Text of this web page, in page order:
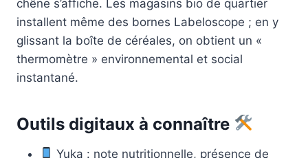
chêne s’affiche. Les magasins bio de quartier
installent même des bornes Labeloscope ; en y
glissant la boîte de céréales, on obtient un «
thermomètre » environnemental et social
instantané.
Outils digitaux à connaître
Yuka : note nutritionnelle, présence de